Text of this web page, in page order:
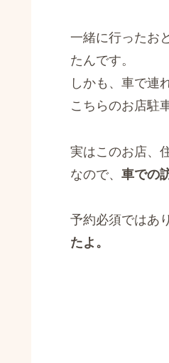
一緒に行ったお
たんです。
しかも、車で連
こちらのお店駐
実はこのお店、
なので、 車での
予約必須ではあ
たよ。